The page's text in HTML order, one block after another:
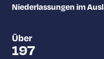
Niederlassungen im
Über
199